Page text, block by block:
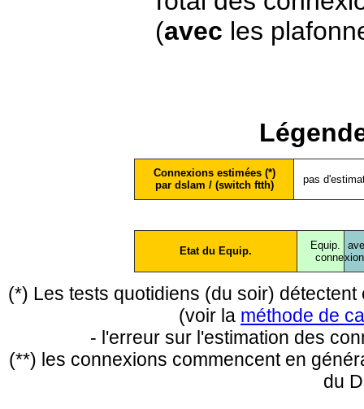
(avec les
Connexions estimées (*)
par dslam / (switch ftth)
pas
Etat du Equip.
Equip.
conne
(*) Les tests quotidiens (du soir)
(voir la méthode de
- l'erreur sur l'estimation des
(**) les connexions commencent en
du